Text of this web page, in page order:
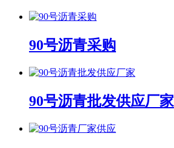
90号沥青采购
90号沥青批发供应厂家